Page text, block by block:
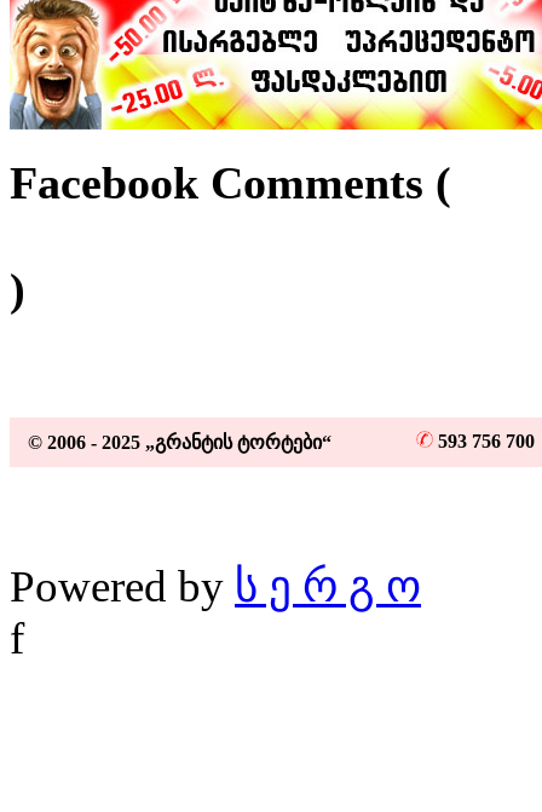
Facebook Comments (
)
© 2006 - 2025 „გრანტის ტორტები“ 593 756
Powered by ს ე რ გ ო
f